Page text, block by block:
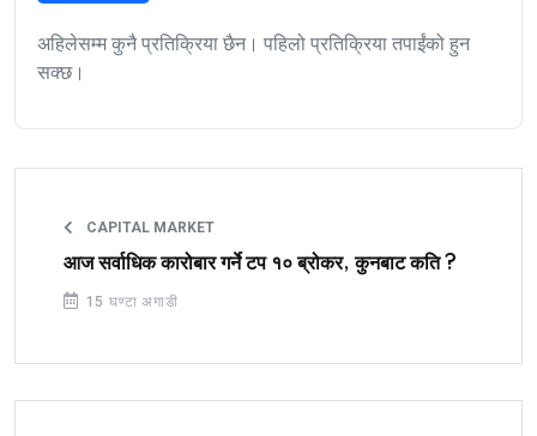
अहिलेसम्म कुनै प्रतिक्रिया छैन। पहिलो प्रतिक्रिया तपाईंको हुन
सक्छ।
CAPITAL MARKET
आज सर्वाधिक कारोबार गर्ने टप १० ब्रोकर, कुनबाट कति ?
15 घण्टा अगाडी